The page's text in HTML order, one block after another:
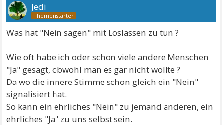
Jedi
Was hat "Nein sagen" mit Loslassen zu tun ?
Wie oft habe ich oder schon viele andere Menschen
"Ja" gesagt, obwohl man es gar nicht wollte ?
Da wo die innere Stimme schon gleich ein "Nein"
signalisiert hat.
So kann ein ehrliches "Nein" zu jemand anderen, ein
ehrliches "Ja" zu uns selbst sein.